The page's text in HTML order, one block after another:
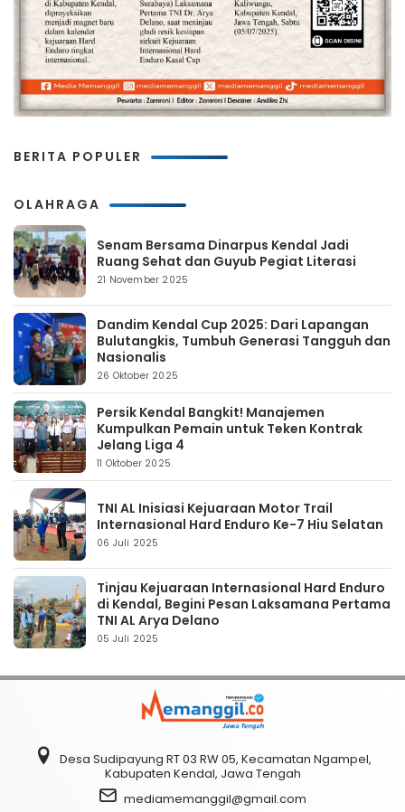
BERITA POPULER
OLAHRAGA
Senam Bersama Dinarpus Kendal Jadi
Ruang Sehat dan Guyub Pegiat Literasi
21 November 2025
Dandim Kendal Cup 2025: Dari Lapangan
Bulutangkis, Tumbuh Generasi Tangguh dan
Nasionalis
26 Oktober 2025
Persik Kendal Bangkit! Manajemen
Kumpulkan Pemain untuk Teken Kontrak
Jelang Liga 4
11 Oktober 2025
TNI AL Inisiasi Kejuaraan Motor Trail
Internasional Hard Enduro Ke-7 Hiu Selatan
06 Juli 2025
Tinjau Kejuaraan Internasional Hard Enduro
di Kendal, Begini Pesan Laksamana Pertama
TNI AL Arya Delano
05 Juli 2025
Desa Sudipayung RT 03 RW 05, Kecamatan Ngampel,
Kabupaten Kendal, Jawa Tengah
mediamemanggil@gmail.com